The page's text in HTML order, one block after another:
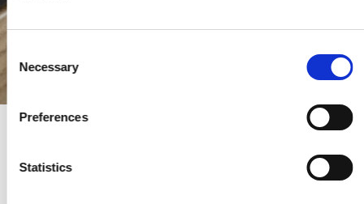
n
s
Necessary
Preferences
Statistics